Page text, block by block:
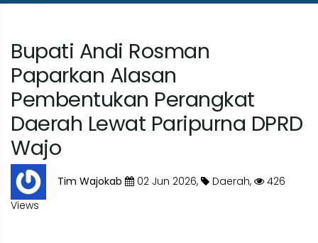
Bupati Andi Rosman
Paparkan Alasan
Pembentukan Perangkat
Daerah Lewat Paripurna DPRD
Wajo
Tim Wajokab 02 Jun 2026, Daerah,
426
Views